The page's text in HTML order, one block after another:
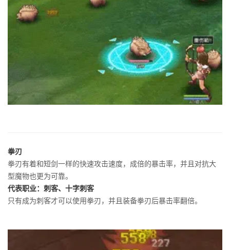
拳刃
拳刃有着和短剑一样的快速攻击速度，成倍的暴击率，并且对抗大
型魔物也更为可靠。
代表职业：刺客、十字刺客
只有成为刺客才可以使用拳刃，并且装备拳刃后暴击率翻倍。